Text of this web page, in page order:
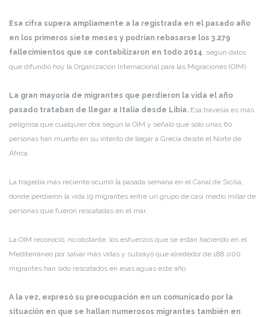
Esa cifra supera ampliamente a la registrada en el pasado año
en los primeros siete meses y podrían rebasarse los 3.279
fallecimientos que se contabilizaron en todo 2014, según datos
que difundió hoy la Organización Internacional para las Migraciones (OIM).
La gran mayoría de migrantes que perdieron la vida el año
pasado trataban de llegar a Italia desde Libia. Esa travesía es más
peligrosa que cualquier otra según la OIM y señaló que sólo unas 60
personas han muerto en su intento de llegar a Grecia desde el Norte de
África.
La tragedia más reciente ocurrió la pasada semana en el Canal de Sicilia,
donde perdieron la vida 19 migrantes entre un grupo de casi medio millar de
personas que fueron rescatadas en el mar.
La OIM reconoció, no obstante, los esfuerzos que se están haciendo en el
Mediterráneo por salvar más vidas y subrayó que alrededor de 188.000
migrantes han sido rescatados en esas aguas este año.
A la vez, expresó su preocupación en un comunicado por la
situación en que se hallan numerosos migrantes también en